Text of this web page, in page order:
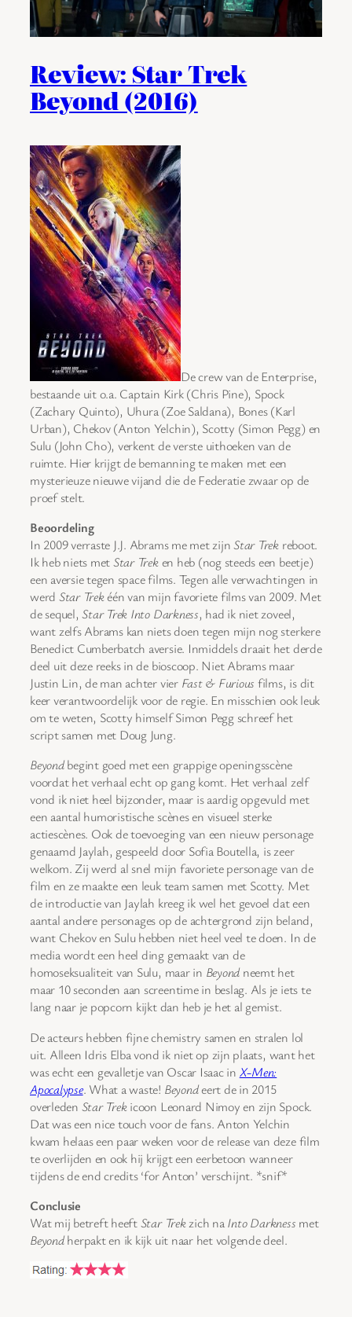
Review: Star Trek
Beyond (2016)
De crew van de Enterprise,
bestaande uit o.a. Captain Kirk (Chris Pine), Spock
(Zachary Quinto), Uhura (Zoe Saldana), Bones (Karl
Urban), Chekov (Anton Yelchin), Scotty (Simon Pegg) en
Sulu (John Cho), verkent de verste uithoeken van de
ruimte. Hier krijgt de bemanning te maken met een
mysterieuze nieuwe vijand die de Federatie zwaar op de
proef stelt.
Beoordeling
In 2009 verraste J.J. Abrams me met zijnStar Trek reboot.
Ik heb niets metStar Treken heb (nog steeds een beetje)
een aversie tegen space films. Tegen alle verwachtingen in
werd Star Trekéén van mijn favoriete films van 2009. Met
de sequel,Star Trek Into Darkness, had ik niet zoveel,
want zelfs Abrams kan niets doen tegen mijn nog sterkere
Benedict Cumberbatch aversie. Inmiddels draait het derde
deel uit deze reeks in de bioscoop. Niet Abrams maar
Justin Lin, de man achter vier Fast & Furious films, is dit
keer verantwoordelijk voor de regie. En misschien ook leuk
om te weten, Scotty himself Simon Pegg schreef het
script samen met Doug Jung.
Beyondbegint goed met een grappige openingsscène
voordat het verhaal echt op gang komt. Het verhaal zelf
vond ik niet heel bijzonder, maar is aardig opgevuld met
een aantal humoristische scènes en visueel sterke
actiescènes. Ook de toevoeging van een nieuw personage
genaamd Jaylah, gespeeld door Sofia Boutella, is zeer
welkom. Zij werd al snel mijn favoriete personage van de
film en ze maakte een leuk team samen met Scotty. Met
de introductie van Jaylah kreeg ik wel het gevoel dat een
aantal andere personages op de achtergrond zijn beland,
want Chekov en Sulu hebben niet heel veel te doen. In de
media wordt een heel ding gemaakt van de
homoseksualiteit van Sulu, maar in Beyondneemt het
maar 10 seconden aan screentime in beslag. Als je iets te
lang naar je popcorn kijkt dan heb je het al gemist.
De acteurs hebben fijne chemistry samen en stralen lol
uit. Alleen Idris Elba vond ik niet op zijn plaats, want het
was echt een gevalletje van Oscar Isaac in X-Men:
Apocalypse. What a waste! Beyondeert de in 2015
overleden Star Trekicoon Leonard Nimoy en zijn Spock.
Dat was een nice touch voor de fans. Anton Yelchin
kwam helaas een paar weken voor de release van deze film
te overlijden en ook hij krijgt een eerbetoon wanneer
tijdens de end credits ‘for Anton’ verschijnt. *snif*
Conclusie
Wat mij betreft heeftStar Trekzich naInto Darkness met
Beyondherpakt en ik kijk uit naar het volgende deel.